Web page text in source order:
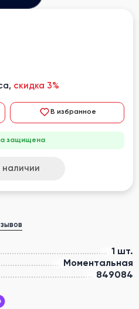
1 шт.
Моментальная
849084
скидка 3%
В избранное
защищена
наличии